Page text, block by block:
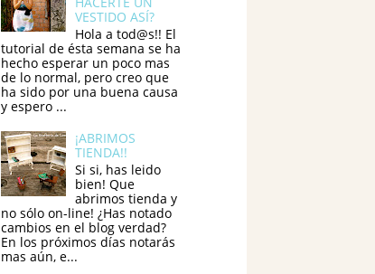
VESTIDO ASÍ?
Hola a tod@s!! El
tutorial de ésta semana se ha
hecho esperar un poco mas
de lo normal, pero creo que
ha sido por una buena causa
y espero ...
¡ABRIMOS
TIENDA!!
Si si, has leido
bien! Que
abrimos tienda y
no sólo on-line! ¿Has notado
cambios en el blog verdad?
En los próximos días notarás
mas aún, e...